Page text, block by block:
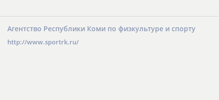
Агентство Республики Коми по физкультуре и спорту
http://www.sportrk.ru/